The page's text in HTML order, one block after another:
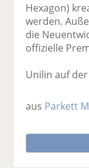
Hexagon)
werden.
die
offizielle
Unilin auf der
aus Parkett